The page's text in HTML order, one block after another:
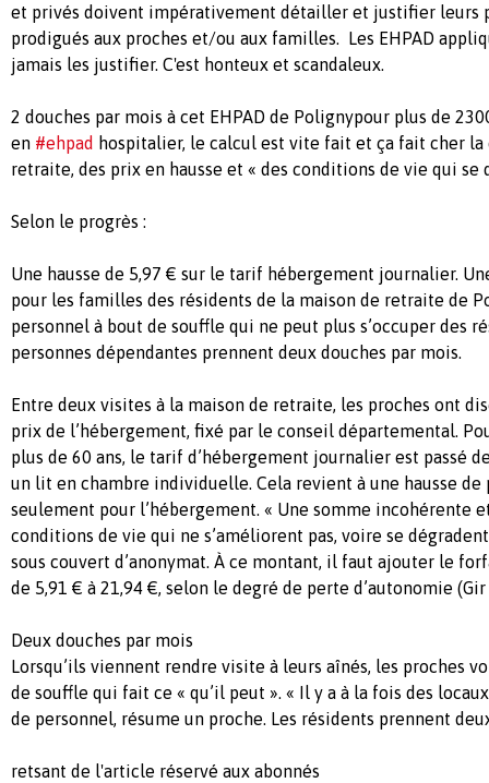
et privés doivent impérativement détailler et justifier leurs
prodigués aux proches et/ou aux familles. Les EHPAD
jamais les justifier. C'est honteux et scandaleux.
2 douches par mois à cet EHPAD de Polignypour plus de
en #ehpad hospitalier, le calcul est vite fait et ça fait cher la
retraite, des prix en hausse et « des conditions de vie qui se
Selon le progrès :
Une hausse de 5,97 € sur le tarif hébergement journalier.
pour les familles des résidents de la maison de retraite de
personnel à bout de souffle qui ne peut plus s’occuper des
personnes dépendantes prennent deux douches par mois.
Entre deux visites à la maison de retraite, les proches ont
prix de l’hébergement, fixé par le conseil départemental.
plus de 60 ans, le tarif d’hébergement journalier est passé
un lit en chambre individuelle. Cela revient à une hausse de
seulement pour l’hébergement. « Une somme incohérente
conditions de vie qui ne s’améliorent pas, voire se
sous couvert d’anonymat. À ce montant, il faut ajouter le
de 5,91 € à 21,94 €, selon le degré de perte d’autonomie (Gir
Deux douches par mois
Lorsqu’ils viennent rendre visite à leurs aînés, les proches
de souffle qui fait ce « qu’il peut ». « Il y a à la fois des
de personnel, résume un proche. Les résidents prennent
retsant de l'article réservé aux abonnés